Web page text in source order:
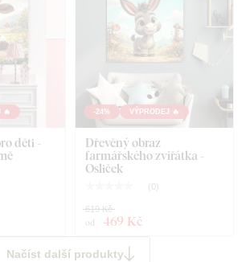
🔥
děti -
-24% VÝPRODEJ 🔥
Dřevěný obraz
farmářského zvířátka -
Osliček
( 0)
od 469 Kč
619 Kč
Načíst další produkty